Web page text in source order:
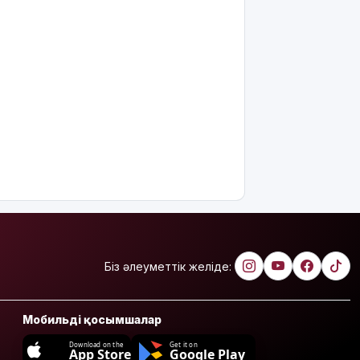
Біз әлеуметтік желіде:
Мобильді қосымшалар
Download on the
App Store
Get it on
Google Play